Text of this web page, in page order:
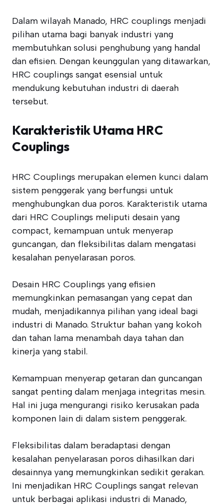
Dalam wilayah Manado, HRC couplings menjadi
pilihan utama bagi banyak industri yang
membutuhkan solusi penghubung yang handal
dan efisien. Dengan keunggulan yang ditawarkan,
HRC couplings sangat esensial untuk
mendukung kebutuhan industri di daerah
tersebut.
Karakteristik Utama HRC
Couplings
HRC Couplings merupakan elemen kunci dalam
sistem penggerak yang berfungsi untuk
menghubungkan dua poros. Karakteristik utama
dari HRC Couplings meliputi desain yang
compact, kemampuan untuk menyerap
guncangan, dan fleksibilitas dalam mengatasi
kesalahan penyelarasan poros.
Desain HRC Couplings yang efisien
memungkinkan pemasangan yang cepat dan
mudah, menjadikannya pilihan yang ideal bagi
industri di Manado. Struktur bahan yang kokoh
dan tahan lama menambah daya tahan dan
kinerja yang stabil.
Kemampuan menyerap getaran dan guncangan
sangat penting dalam menjaga integritas mesin.
Hal ini juga mengurangi risiko kerusakan pada
komponen lain di dalam sistem penggerak.
Fleksibilitas dalam beradaptasi dengan
kesalahan penyelarasan poros dihasilkan dari
desainnya yang memungkinkan sedikit gerakan.
Ini menjadikan HRC Couplings sangat relevan
untuk berbagai aplikasi industri di Manado,